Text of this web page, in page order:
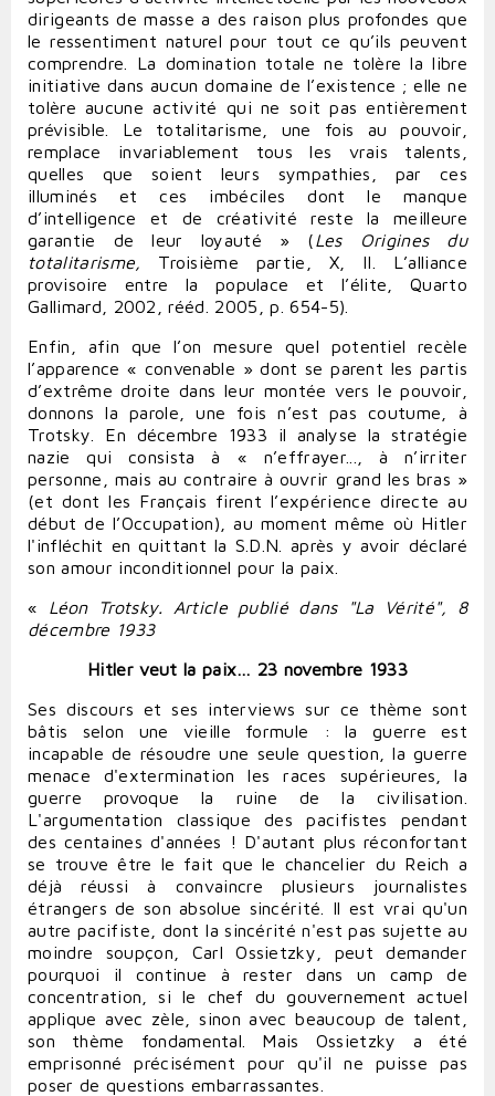
dirigeants de masse a des raison plus profondes que
le ressentiment naturel pour tout ce qu’ils peuvent
comprendre. La domination totale ne tolère la libre
initiative dans aucun domaine de l’existence ; elle ne
tolère aucune activité qui ne soit pas entièrement
prévisible. Le totalitarisme, une fois au pouvoir,
remplace invariablement tous les vrais talents,
quelles que soient leurs sympathies, par ces
illuminés et ces imbéciles dont le manque
d’intelligence et de créativité reste la meilleure
garantie de leur loyauté » (Les Origines du
totalitarisme, Troisième partie, X, II. L’alliance
provisoire entre la populace et l’élite, Quarto
Gallimard, 2002, rééd. 2005, p. 654-5).
Enfin, afin que l’on mesure quel potentiel recèle
l’apparence « convenable » dont se parent les partis
d’extrême droite dans leur montée vers le pouvoir,
donnons la parole, une fois n’est pas coutume, à
Trotsky. En décembre 1933 il analyse la stratégie
nazie qui consista à « n’effrayer..., à n’irriter
personne, mais au contraire à ouvrir grand les bras »
(et dont les Français firent l’expérience directe au
début de l’Occupation), au moment même où Hitler
l'infléchit en quittant la S.D.N. après y avoir déclaré
son amour inconditionnel pour la paix.
« Léon Trotsky. Article publié dans "La Vérité", 8
décembre 1933
Hitler veut la paix… 23 novembre 1933
Ses discours et ses interviews sur ce thème sont
bâtis selon une vieille formule : la guerre est
incapable de résoudre une seule question, la guerre
menace d'extermination les races supérieures, la
guerre provoque la ruine de la civilisation.
L'argumentation classique des pacifistes pendant
des centaines d'années ! D'autant plus réconfortant
se trouve être le fait que le chancelier du Reich a
déjà réussi à convaincre plusieurs journalistes
étrangers de son absolue sincérité. Il est vrai qu'un
autre pacifiste, dont la sincérité n'est pas sujette au
moindre soupçon, Carl Ossietzky, peut demander
pourquoi il continue à rester dans un camp de
concentration, si le chef du gouvernement actuel
applique avec zèle, sinon avec beaucoup de talent,
son thème fondamental. Mais Ossietzky a été
emprisonné précisément pour qu'il ne puisse pas
poser de questions embarrassantes.